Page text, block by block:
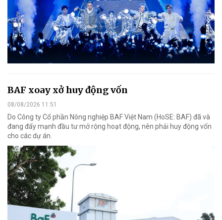
BAF xoay xở huy động vốn
08/08/2026 11:51
Do Công ty Cổ phần Nông nghiệp BAF Việt Nam (HoSE: BAF) đã và
đang đẩy mạnh đầu tư mở rộng hoạt động, nên phải huy động vốn
cho các dự án.